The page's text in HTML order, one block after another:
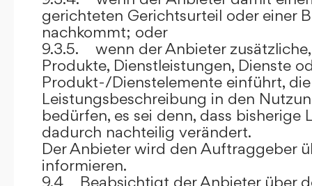
gerichteten Gerichtsurteil oder einer
nachkommt; oder
9.3.5. wenn der Anbieter
Produkte, Dienstleistungen, Dienste
Produkt-/Dienstelemente einführt,
Leistungsbeschreibung in den
bedürfen, es sei denn, dass bisherige
dadurch nachteilig verändert.
Der Anbieter wird den Auftraggeber
informieren.
9.4 Beabsichtigt der Anbieter über